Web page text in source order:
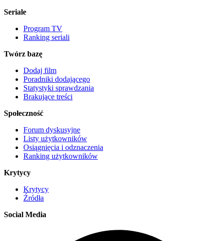
Seriale
Program TV
Ranking seriali
Twórz bazę
Dodaj film
Poradniki dodającego
Statystyki sprawdzania
Brakujące treści
Społeczność
Forum dyskusyjne
Listy użytkowników
Osiągnięcia i odznaczenia
Ranking użytkowników
Krytycy
Krytycy
Źródła
Social Media